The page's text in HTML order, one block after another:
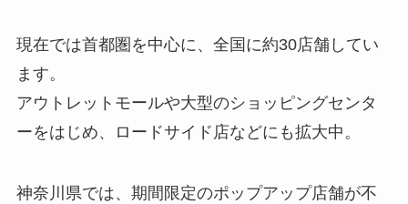
現在では首都圏を中心に、全国に約30店舗してい
ます。
アウトレットモールや大型のショッピングセンタ
ーをはじめ、ロードサイド店などにも拡大中。
神奈川県では、期間限定のポップアップ店舗が不